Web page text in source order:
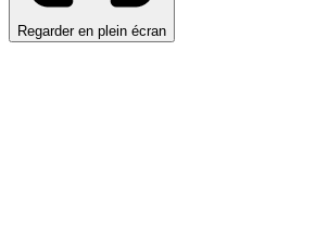
Regarder en plein écran